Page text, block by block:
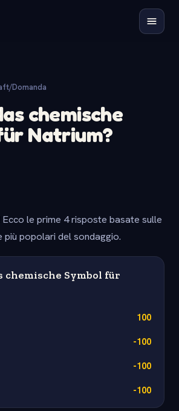
/Domanda
chemische
Natrium?
le prime 4 risposte basate sulle
più popolari del sondaggio.
chemische Symbol für
100
-100
-100
-100